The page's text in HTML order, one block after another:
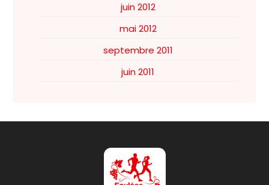
juin 2012
mai 2012
septembre 2011
juin 2011